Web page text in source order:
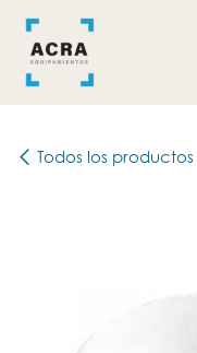
Todos los productos